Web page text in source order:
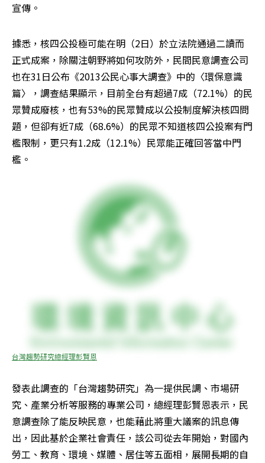
宣傳。
據悉，核四公投極可能在明（2日）於立法院通過二讀而
正式成案，除關注朝野將如何攻防外，民間民意調查公司
也在31日公布《2013公民心事大調查》中的〈環保意識
篇〉，調查結果顯示，目前全台有超過7成（72.1%）的民
眾贊成廢核，也有53%的民眾贊成以公投制度解決核四問
題，但卻有近7成（68.6%）的民眾不知道核四公投案有門
檻限制，更只有1.2成（12.1%）民眾能正確回答當中門
檻。
台灣趨勢研究總經理彭賢恩
發表此調查的「台灣趨勢研究」為一提供民調、市場研
究、產業分析等服務的專業公司，總經理彭賢恩表示，民
意調查除了能反映民意，也能藉此將重大議案的訊息傳
出，因此基於企業社會責任，該公司從去年開始，對國內
勞工、教育、環境、媒體、居住等五面相，展開長期的自